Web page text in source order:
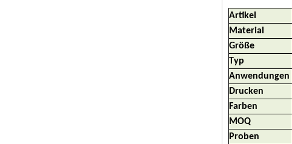
Artikel
Material
Größe
Typ
Anwendungen
Drucken
Farben
MOQ
Proben